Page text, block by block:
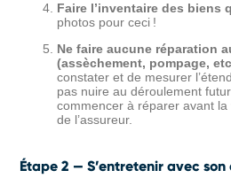
Faire l’inventaire des biens
photos pour ceci !
Ne faire aucune réparation
(assèchement, pompage,
constater et de mesurer
pas nuire au déroulement
commencer à réparer avant la
de l’assureur.
Étape 2 — S’entretenir avec